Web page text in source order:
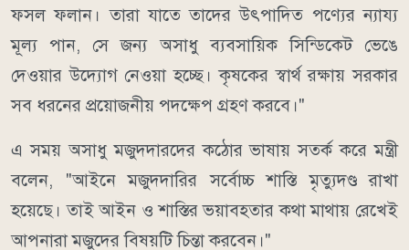
ফসল ফলান। তারা যাতে তাদের উৎপাদিত পণ্যের ন্যায্য
মূল্য পান, সে জন্য অসাধু ব্যবসায়িক সিন্ডিকেট ভেঙে
দেওয়ার উদ্যোগ নেওয়া হচ্ছে। কৃষকের স্বার্থ রক্ষায় সরকার
সব ধরনের প্রয়োজনীয় পদক্ষেপ গ্রহণ করবে।"
এ সময় অসাধু মজুদদারদের কঠোর ভাষায় সতর্ক করে মন্ত্রী
বলেন, "আইনে মজুদদারির সর্বোচ্চ শাস্তি মৃত্যুদণ্ড রাখা
হয়েছে। তাই আইন ও শাস্তির ভয়াবহতার কথা মাথায় রেখেই
আপনারা মজুদের বিষয়টি চিন্তা করবেন।"